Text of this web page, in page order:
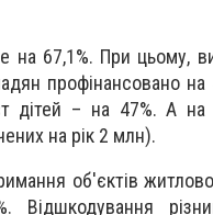
на 67,1%. При цьому,
профінансовано на
дітей – на 47%. А на
на рік 2 млн).
об'єктів
Відшкодування